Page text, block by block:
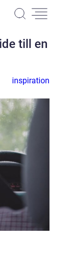
till en
inspiration